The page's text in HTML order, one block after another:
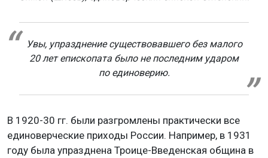
Увы, упразднение существовавшего без малого
20 лет епископата было не последним ударом
по единоверию.
В 1920-30 гг. были разгромлены практически все
единоверческие приходы России. Например, в 1931
году была упразднена Троице-Введенская община в